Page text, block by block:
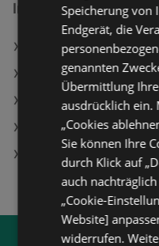
Interessantes auf
simpli.at Filialen in
Nutfräse Angebote
Fussl Modestraße in
Lego Polizei-
Ledbar395 Angebote
Speicherung
Endgerät, die
genannten
Übermittlung
ausdrücklich ein.
„Cookies
Sie können Ihre
durch Klick auf
auch
„Cookie-
Website]
widerrufen.